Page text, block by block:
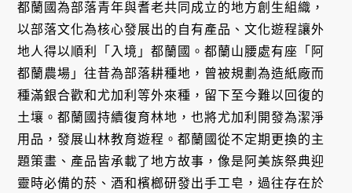
都蘭國為部落青年與耆老共同成立的地方創生組織，
以部落文化為核心發展出的自有產品、文化遊程讓外
地人得以順利「入境」都蘭國。都蘭山腰處有座「阿
都蘭農場」往昔為部落耕種地，曾被規劃為造紙廠而
種滿銀合歡和尤加利等外來種，留下至今難以回復的
土壤。都蘭國持續復育林地，也將尤加利開發為潔淨
用品，發展山林教育遊程。都蘭國從不定期更換的主
題策畫、產品皆承載了地方故事，像是阿美族祭典迎
靈時必備的菸、酒和檳榔研發出手工皂，過往存在於